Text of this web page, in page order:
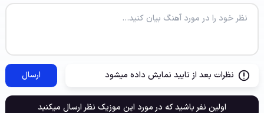
نظرات بعد از تایید نمایش داده میشود ارسال
اولین نفر باشید که در مورد این موزیک نظر ارسال میکنید